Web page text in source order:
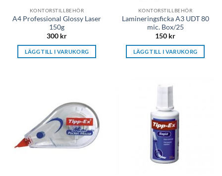
KONTORSTILLBEHÖR
A4 Professional Glossy Laser
150g
300 kr
LÄGG TILL I VARUKORG
KONTORSTILLBEHÖR
Lamineringsficka A3 UDT 80
mic. Box/25
150 kr
LÄGG TILL I VARUKORG